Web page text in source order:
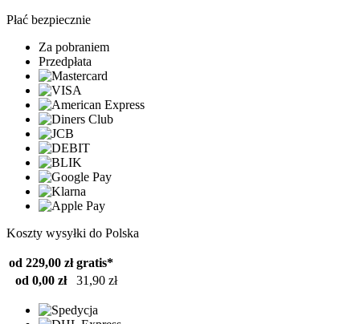
Płać bezpiecznie
Za pobraniem
Przedpłata
Koszty wysyłki do Polska
od 229,00 zł gratis*
od 0,00 zł
31,90 zł